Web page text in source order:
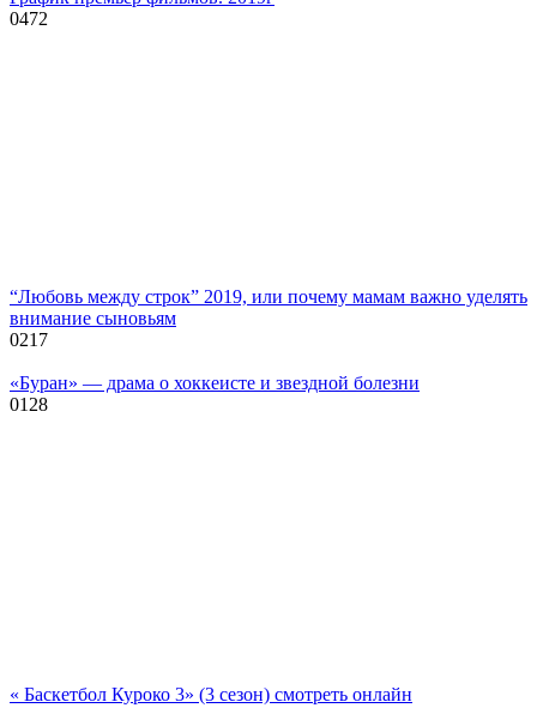
0472
“Любовь между строк” 2019, или почему мамам важно уделять
внимание сыновьям
0217
«Буран» — драма о хоккеисте и звездной болезни
0128
« Баскетбол Куроко 3» (3 сезон) смотреть онлайн